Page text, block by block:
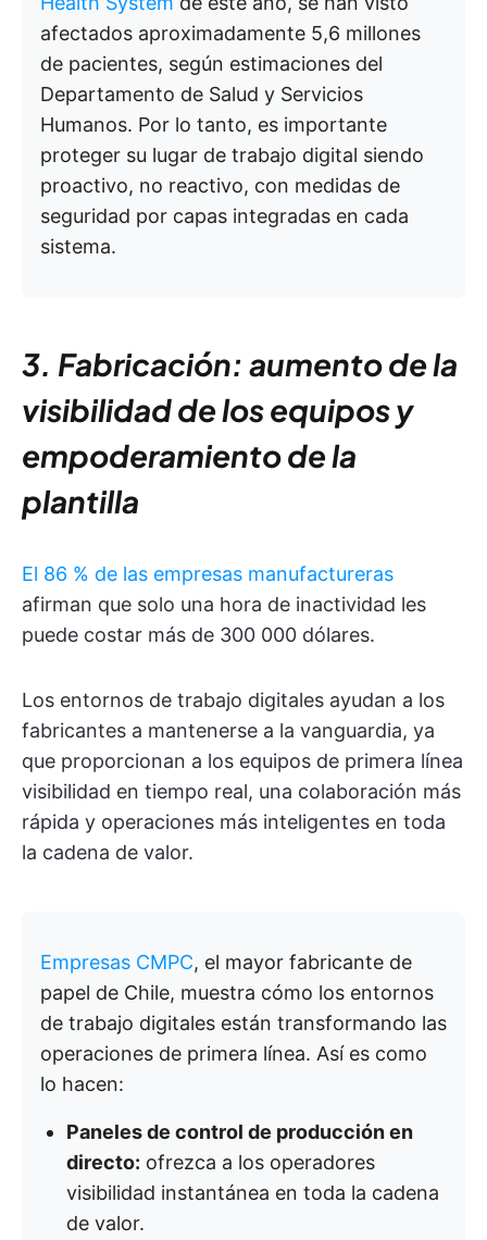
afectados aproximadamente 5,6 millones
de pacientes, según estimaciones del
Departamento de Salud y Servicios
Humanos. Por lo tanto, es importante
proteger su lugar de trabajo digital siendo
proactivo, no reactivo, con medidas de
seguridad por capas integradas en cada
sistema.
3. Fabricación: aumento de la
visibilidad de los equipos y
empoderamiento de la
plantilla
El 86 % de las empresas manufactureras
afirman que solo una hora de inactividad les
puede costar más de 300 000 dólares.
Los entornos de trabajo digitales ayudan a los
fabricantes a mantenerse a la vanguardia, ya
que proporcionan a los equipos de primera línea
visibilidad en tiempo real, una colaboración más
rápida y operaciones más inteligentes en toda
la cadena de valor.
Empresas CMPC, el mayor fabricante de
papel de Chile, muestra cómo los entornos
de trabajo digitales están transformando las
operaciones de primera línea. Así es como
lo hacen:
Paneles de control de producción en
directo: ofrezca a los operadores
visibilidad instantánea en toda la cadena
de valor.